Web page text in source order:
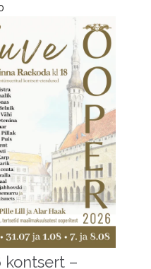
kontsert –